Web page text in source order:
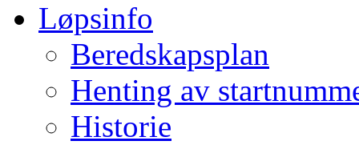
Løpsinfo
Beredskapsplan
Henting av
Historie